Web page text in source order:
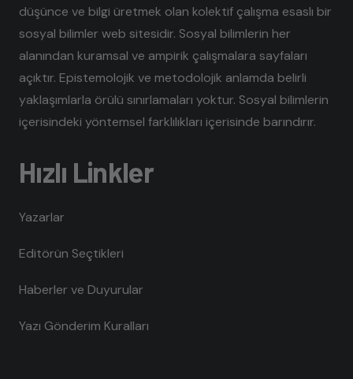
düşünce ve bilgi üretmek olan kolektif çalışma esaslı bir
sosyal bilimler web sitesidir. Sosyal bilimlerin her
alanından kuramsal ve ampirik çalışmalara sayfaları
açıktır. Epistemolojik ve metodolojik anlamda belirli
yaklaşımlarla örülü sınırlamaları yoktur. Sosyal bilimlerin
içerisindeki yöntemsel farklılıkları içerisinde barındırır.
Hızlı Linkler
Yazarlar
Editörün Seçtikleri
Haberler ve Duyurular
Yazı Gönderim Kuralları